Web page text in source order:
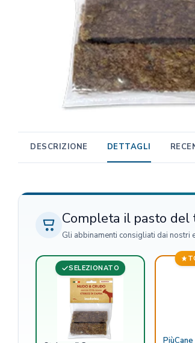
DESCRIZIONE DETTAGLI
Completa il pasto del
Gli abbinamenti consigliati dai
SELEZIONATO